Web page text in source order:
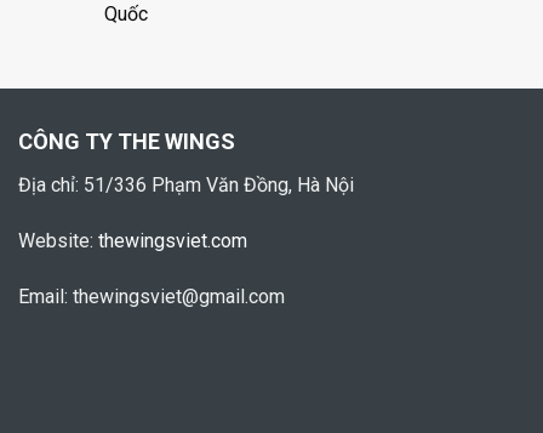
Quốc
CÔNG TY THE WINGS
Địa chỉ: 51/336 Phạm Văn Đồng, Hà Nội
Website: thewingsviet.com
Email: thewingsviet@gmail.com